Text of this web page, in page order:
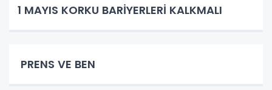
1 MAYIS KORKU BARİYERLERİ KALKMALI
PRENS VE BEN